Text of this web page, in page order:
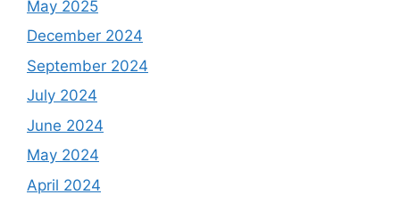
May 2025
December 2024
September 2024
July 2024
June 2024
May 2024
April 2024